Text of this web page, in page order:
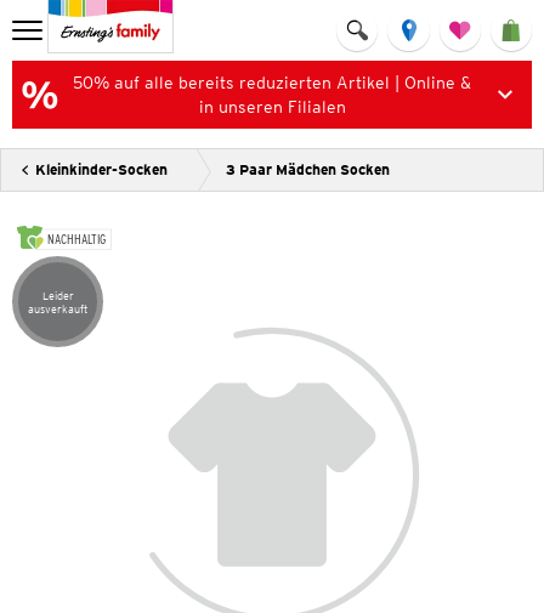
50% auf alle bereits reduzierten Artikel | Online &
in unseren Filialen
Kleinkinder-Socken 3 Paar Mädchen Socken
NACHHALTIG
Artikel leider ausverkauft
Leider
ausverkauft